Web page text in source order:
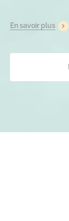
En savoir plus